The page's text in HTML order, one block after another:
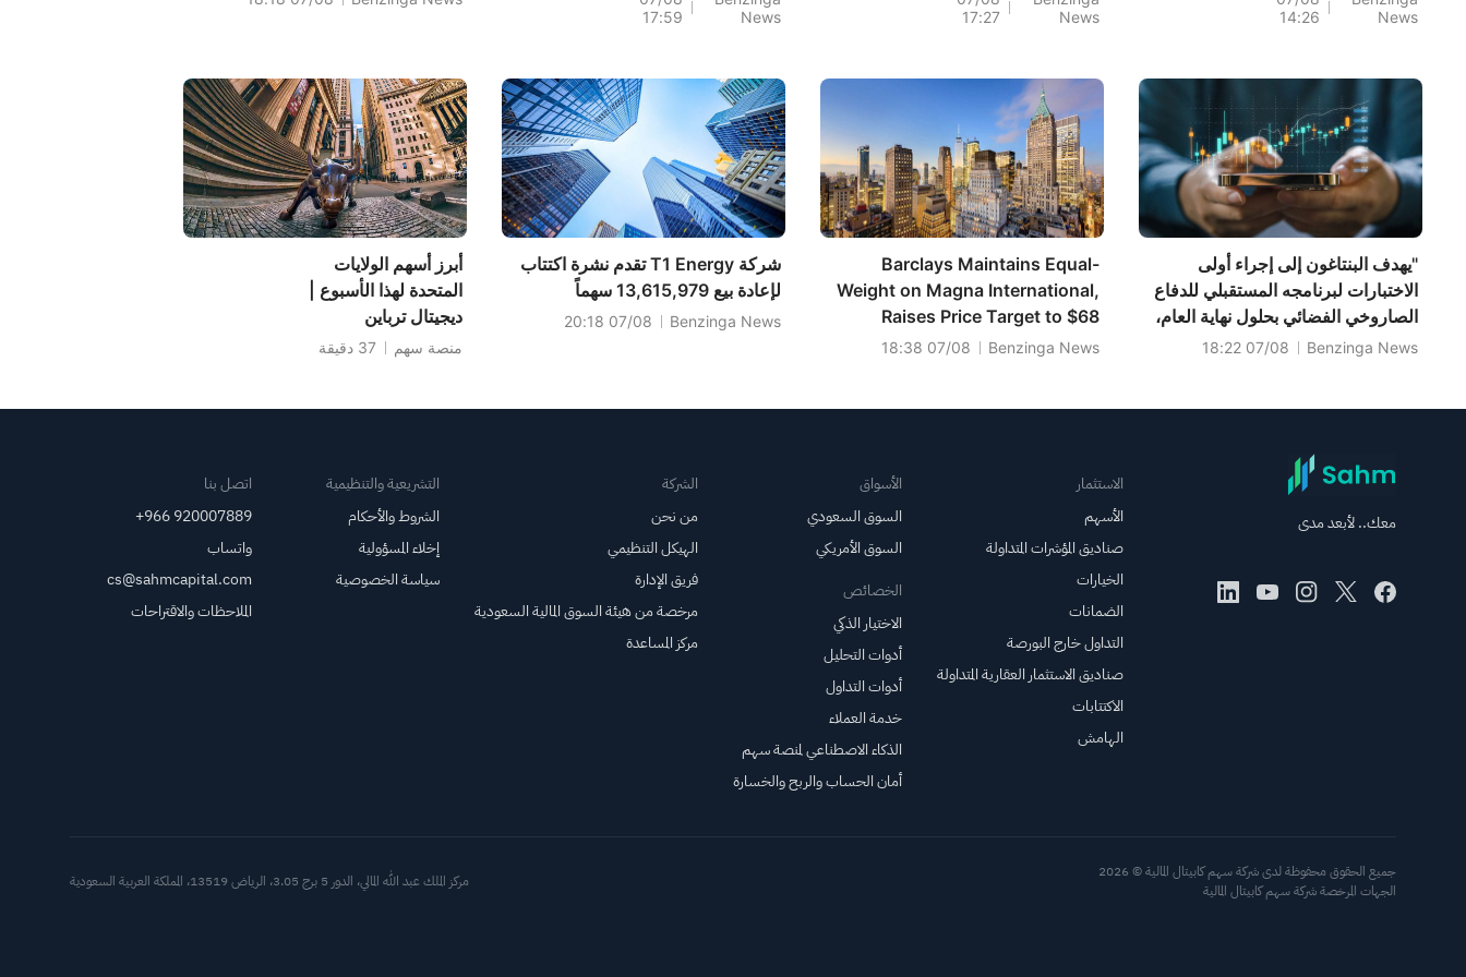
الاصطناعي
News
14:26
لصدمة سوق العمل:
News
17:27
الكبرى القادمة لشركة
News
17:59
"يهدف البنتاغون إلى إجراء أولى
الاختبارات لبرنامجه المستقبلي للدفاع
الصاروخي الفضائي بحلول نهاية العام،
مع تحديد موعد لعرض تجريبي لهذه
Benzinga News
07/08 18:22
Barclays Maintains Equal-
Weight on Magna International,
Raises Price Target to $68
Benzinga News
07/08 18:38
شركة T1 Energy تقدم نشرة اكتتاب
لإعادة بيع 13,615,979 سهماً
Benzinga News
07/08 20:18
أبرز أسهم الولايات
المتحدة لهذا الأسبوع |
ديجيتال ترباين
(APPS): ارتفاعمنصة سهم 37 دقيقة
معك.. لأبعد مدى
الاستثمار
الأسهم
صناديق المؤشرات المتداولة
الخيارات
الضمانات
التداول خارج البورصة
صناديق الاستثمار العقارية المتداولة
الاكتتابات
الهامش
الأسواق
السوق السعودي
السوق الأمريكي
الخصائص
الاختيار الذكي
أدوات التحليل
أدوات التداول
خدمة العملاء
الذكاء الاصطناعي لمنصة سهم
أمان الحساب والربح والخسارة
الشركة
من نحن
الهيكل التنظيمي
فريق الإدارة
مرخصة من هيئة السوق المالية السعودية
مركز المساعدة
التشريعية والتنظيمية
الشروط والأحكام
إخلاء المسؤولية
سياسة الخصوصية
اتصل بنا
+966 920007889
واتساب
cs@sahmcapital.com
الملاحظات والاقتراحات
جميع الحقوق محفوظة لدى شركة سهم كابيتال المالية © 2026
الجهات المرخصة شركة سهم كابيتال المالية
مركز الملك عبد الله المالي، الدور 5 برج 3.05، الرياض 13519، المملكة العربية السعودية